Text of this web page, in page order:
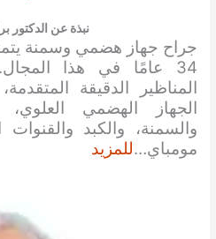
نبذة عن الدكتور
جراح جهاز هضمي وسمنة
34 عامًا في هذا
المناظير الدقيقة
الجهاز الهضمي العلوي،
والسمنة، والكبد
مومباي…للمزيد